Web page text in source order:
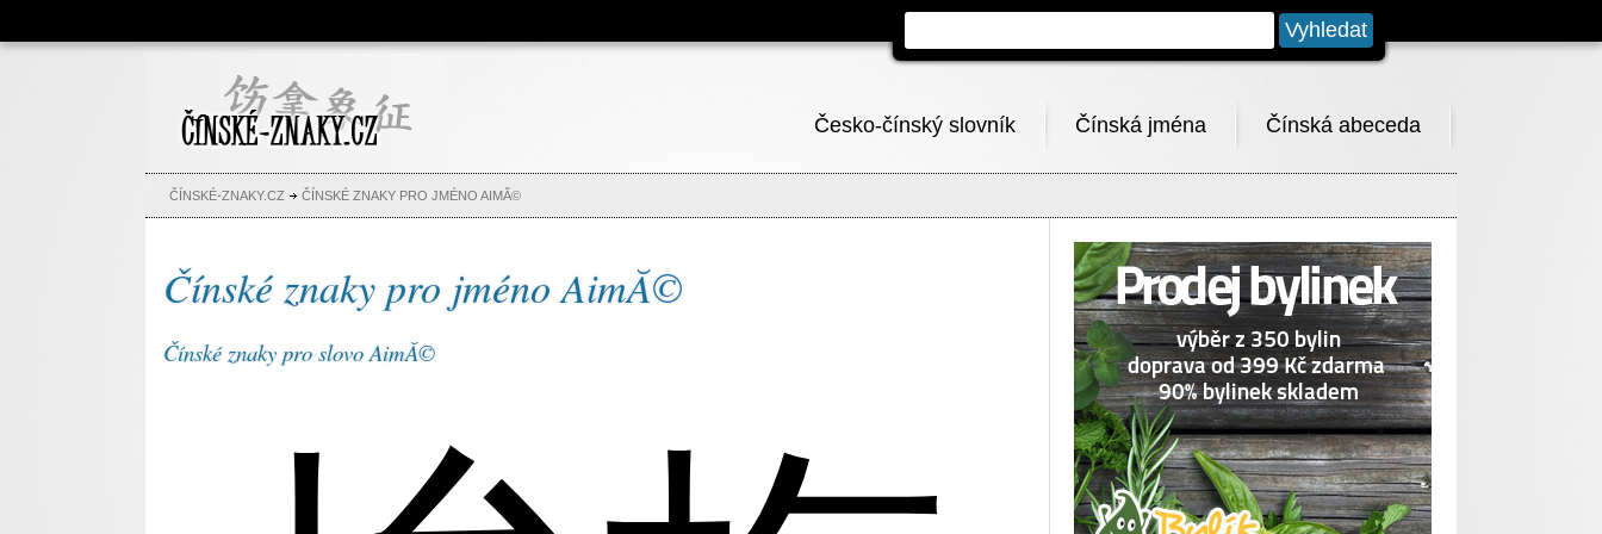
Čínské znaky, česko-čínský
slovník, abeceda, jména,
tetování
Česko-čínský slovník Čínská jména Čínská abeceda
ČÍNSKÉ-ZNAKY.CZ ČÍNSKÉ ZNAKY PRO JMÉNO AIMĂ©
Čínské znaky pro jméno AimĂ©
Čínské znaky pro slovo AimĂ©